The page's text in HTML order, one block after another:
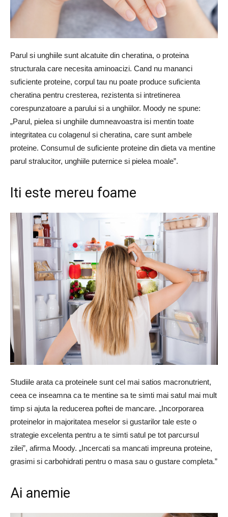
Parul si unghiile sunt alcatuite din cheratina, o proteina
structurala care necesita aminoacizi. Cand nu mananci
suficiente proteine, corpul tau nu poate produce suficienta
cheratina pentru cresterea, rezistenta si intretinerea
corespunzatoare a parului si a unghiilor. Moody ne spune:
„Parul, pielea si unghiile dumneavoastra isi mentin toate
integritatea cu colagenul si cheratina, care sunt ambele
proteine. Consumul de suficiente proteine ​​din dieta va mentine
parul stralucitor, unghiile puternice si pielea moale”.
Iti este mereu foame
Studiile arata ca proteinele sunt cel mai satios macronutrient,
ceea ce inseamna ca te mentine sa te simti mai satul mai mult
timp si ajuta la reducerea poftei de mancare. „Incorporarea
proteinelor in majoritatea meselor si gustarilor tale este o
strategie excelenta pentru a te simti satul pe tot parcursul
zilei”, afirma Moody. „Incercati sa mancati impreuna proteine,
grasimi si carbohidrati pentru o masa sau o gustare completa.”
Ai anemie